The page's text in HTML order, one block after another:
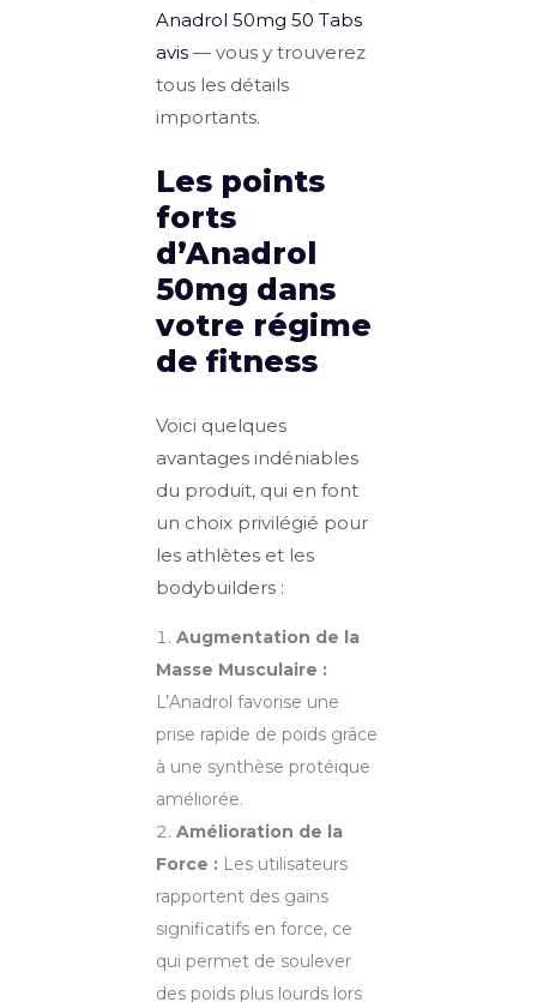
Anadrol 50mg 50 Tabs
avis — vous y trouverez
tous les détails
importants.
Les points
forts
d’Anadrol
50mg dans
votre régime
de fitness
Voici quelques
avantages indéniables
du produit, qui en font
un choix privilégié pour
les athlètes et les
bodybuilders :
Augmentation de la
Masse Musculaire :
L’Anadrol favorise une
prise rapide de poids grâce
à une synthèse protéique
améliorée.
Amélioration de la
Force : Les utilisateurs
rapportent des gains
significatifs en force, ce
qui permet de soulever
des poids plus lourds lors